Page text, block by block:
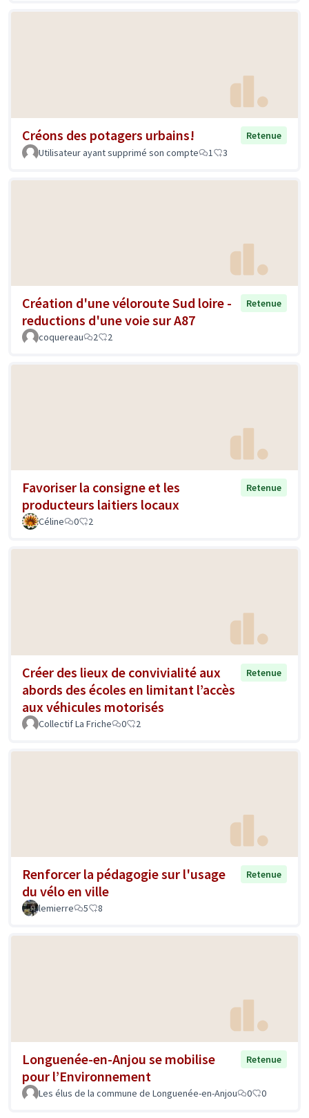
Créons des potagers urbains!
Retenue
Utilisateur ayant supprimé son compte
1 3
Création d'une véloroute Sud loire -
reductions d'une voie sur A87
Retenue
coquereau 2 2
Favoriser la consigne et les
producteurs laitiers locaux
Retenue
Céline 0 2
Créer des lieux de convivialité aux
abords des écoles en limitant l’accès
aux véhicules motorisés
Retenue
Collectif La Friche 0 2
Renforcer la pédagogie sur l'usage
du vélo en ville
Retenue
lemierre 5 8
Longuenée-en-Anjou se mobilise
pour l’Environnement
Retenue
Les élus de la commune de Longuenée-en-Anjou 0 0